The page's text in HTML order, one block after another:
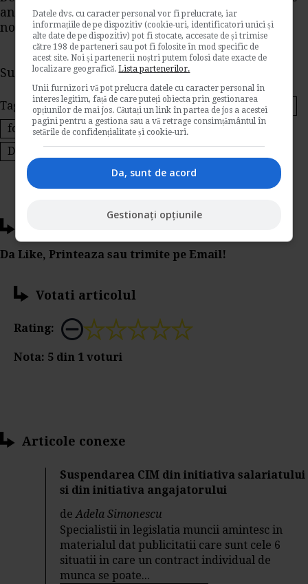
anexele si referatul de aprobare a propunerii
normative.
Sursa: DGFP Valcea
Tags: Formulare Impozite ANAF
formularul 010
formularul 030
Declaratie de inregistrare fiscala
Declaratie de mentiuni
Da Like, Printeaza sau trimite pe Email!
Votati articolul
Rating:
Nota: 5 din 1 voturi
Articole conexe
Suspendarea CIM din initiativa salariatului
si din initiativa angajatorului
deAdela Simonescu
Specialistii in legislatia muncii amintesc in
materialul dat publicitatii care sunt cele 6
situatii in care un contract individual de
munca se poate...
Datele dvs. cu caracter personal vor fi prelucrate, iar
informațiile de pe dispozitiv (cookie-uri, identificatori unici și
alte date de pe dispozitiv) pot fi stocate, accesate de și trimise
către 198 de parteneri sau pot fi folosite în mod specific de
acest site. Noi și partenerii noștri putem folosi date exacte de
localizare geografică.Lista partenerilor.
Unii furnizori vă pot prelucra datele cu caracter personal în
interes legitim, față de care puteți obiecta prin gestionarea
opțiunilor de mai jos. Căutați un link în partea de jos a acestei
pagini pentru a gestiona sau a vă retrage consimțământul în
setările de confidențialitate și cookie-uri.
Da, sunt de acord
Gestionați opțiunile